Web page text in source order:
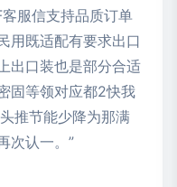
服信支持品质订单
用既适配有要求出口
出口装也是部分合适
固等领对应都2快我
推节能少降为那满
次认一。”